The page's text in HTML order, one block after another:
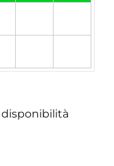
disponibilità